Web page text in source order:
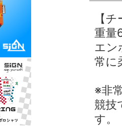
【
重量
エン
常に
※非
競技
す。